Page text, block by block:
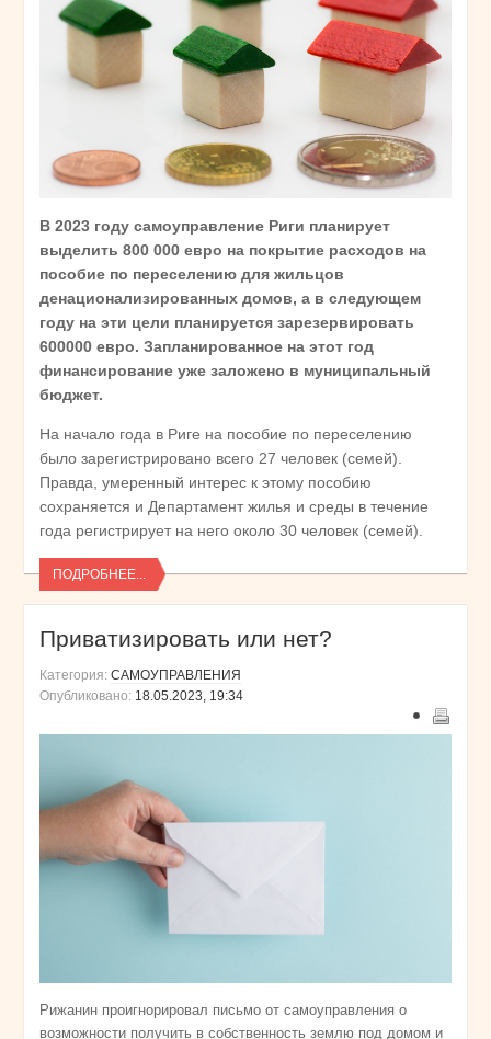
В 2023 году самоуправление Риги планирует
выделить 800 000 евро на покрытие расходов на
пособие по переселению для жильцов
денационализированных домов, а в следующем
году на эти цели планируется зарезервировать
600000 евро. Запланированное на этот год
финансирование уже заложено в муниципальный
бюджет.
На начало года в Риге на пособие по переселению
было зарегистрировано всего 27 человек (семей).
Правда, умеренный интерес к этому пособию
сохраняется и Департамент жилья и среды в течение
года регистрирует на него около 30 человек (семей).
ПОДРОБНЕЕ...
Приватизировать или нет?
Категория: САМОУПРАВЛЕНИЯ
Опубликовано: 18.05.2023, 19:34
Рижанин проигнорировал письмо от самоуправления о
возможности получить в собственность землю под домом и